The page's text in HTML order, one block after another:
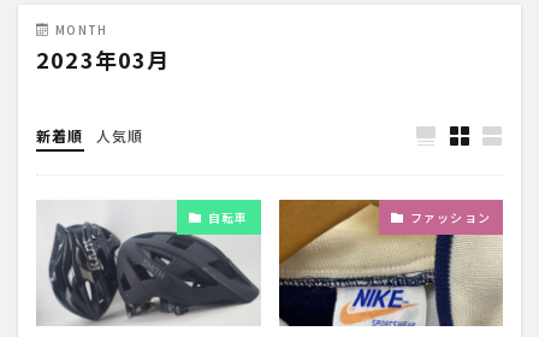
MONTH
2023年03月
新着順 人気順
自転車 ファッション